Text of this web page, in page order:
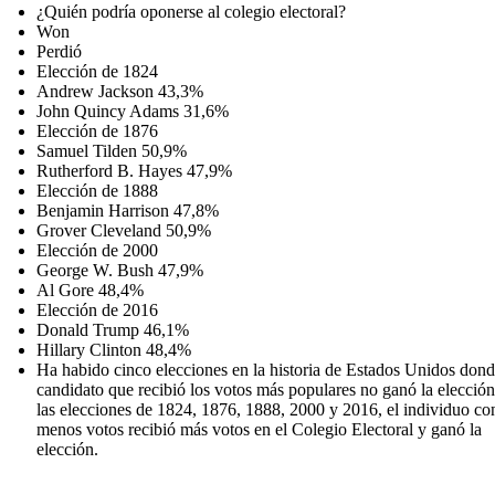
¿Quién podría oponerse al colegio electoral?
Won
Perdió
Elección de 1824
Andrew Jackson 43,3%
John Quincy Adams 31,6%
Elección de 1876
Samuel Tilden 50,9%
Rutherford B. Hayes 47,9%
Elección de 1888
Benjamin Harrison 47,8%
Grover Cleveland 50,9%
Elección de 2000
George W. Bush 47,9%
Al Gore 48,4%
Elección de 2016
Donald Trump 46,1%
Hillary Clinton 48,4%
Ha habido cinco elecciones en la historia de Estados Unidos
candidato que recibió los votos más populares no ganó la
las elecciones de 1824, 1876, 1888, 2000 y 2016, el individuo
menos votos recibió más votos en el Colegio Electoral y ganó la
elección.